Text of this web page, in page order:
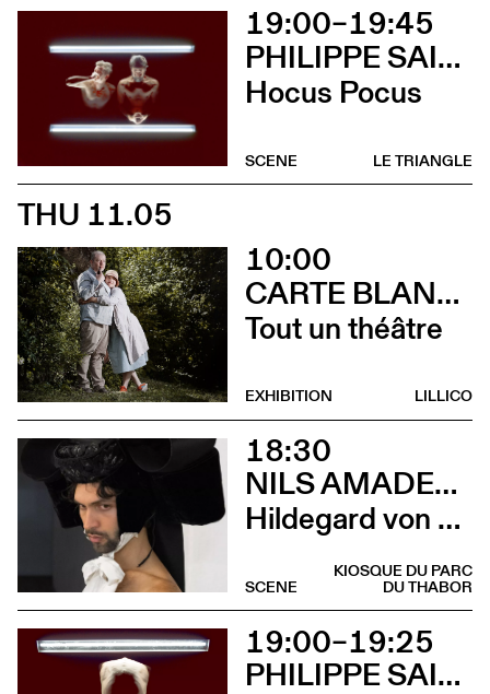
19:00–19:45
PHILIPPE SAIRE
Hocus Pocus
LE TRIANGLE
SCENE
THU 11.05
10:00
CARTE BLANCHE À ALBERTINE & GERMANO ZULLO
Tout un théâtre
LILLICO
EXHIBITION
18:30
NILS AMADEUS LANGE
Hildegard von Bingen
KIOSQUE DU PARC
DU THABOR
SCENE
19:00–19:25
PHILIPPE SAIRE